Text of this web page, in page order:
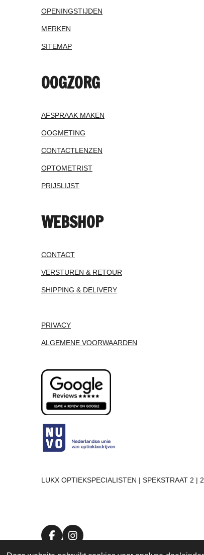
OPENINGSTIJDEN
MERKEN
SITEMAP
OOGZORG
AFSPRAAK MAKEN
OOGMETING
CONTACTLENZEN
OPTOMETRIST
PRIJSLIJST
WEBSHOP
CONTACT
VERSTUREN & RETOUR
SHIPPING & DELIVERY
PRIVACY
ALGEMENE VOORWAARDEN
LUKX OPTIEKSPECIALISTEN | SPEKSTRAAT 2 |
F
I